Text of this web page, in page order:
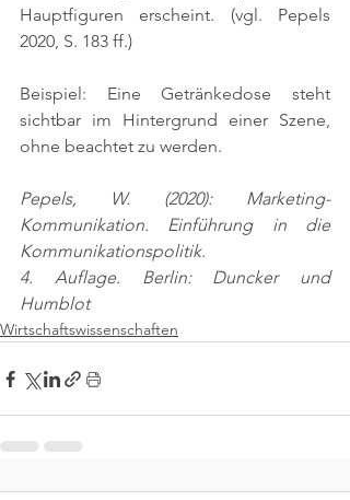
Hauptfiguren erscheint. (vgl. Pepels
2020, S. 183 ff.)
Beispiel: Eine Getränkedose steht
sichtbar im Hintergrund einer Szene,
ohne beachtet zu werden.
Pepels, W. (2020): Marketing-
Kommunikation. Einführung in die
Kommunikationspolitik.
4. Auflage. Berlin: Duncker und
Humblot
Wirtschaftswissenschaften